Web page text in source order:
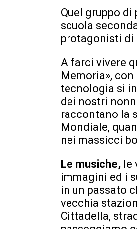
Quel gruppo di
scuola
protagonisti di
A farci vivere
Memoria»,
tecnologia si
dei nostri
raccontano la
Mondiale,
nei massicci
Le musiche,
immagini ed i
in un passato
vecchia
Cittadella,